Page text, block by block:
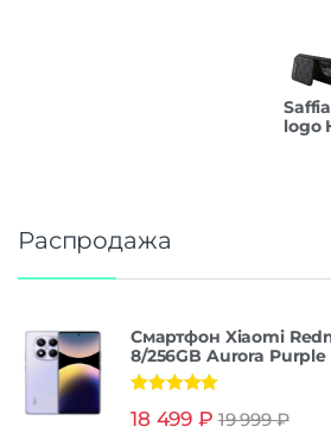
logo
Распродажа
Смартфон Xiaomi
8/256GB Aurora Purple
из 5
18 499 ₽ 19 999₽